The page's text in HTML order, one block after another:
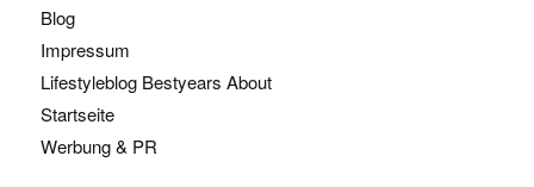
Blog
Impressum
Lifestyleblog Bestyears About
Startseite
Werbung & PR